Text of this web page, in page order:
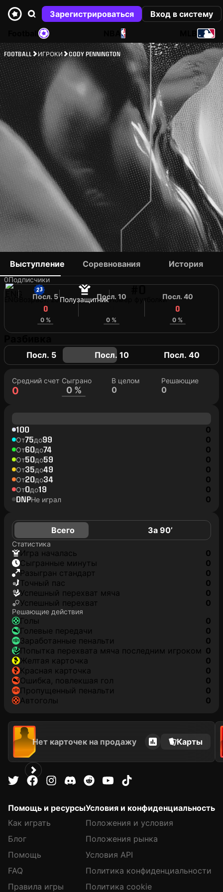
Зарегистрироваться
Вход в систему
NBA
FOOTBALL ИГРОКИ CODY PENNINGTON
CODY PENNINGTON
0Подписчики
Возраст: 20 ПолузащитникНомер футболки
Выступление Соревнования История
Посл. 5
0
0 %
Посл. 10
0 %
Посл. 40
0
0 %
Посл. 5 Посл. 10 Посл. 40
Средний счет
0
Сыграно
0 %
В целом
0
Решающие
0
100 0
От75до99 0
От60до74 0
От50до59 0
От35до49 0
От20до34 0
От0до19 0
DNPНе играл 0
Всего За 90’
Статистика
игра началась
0
сыгранные минуты
0
разыгран стандарт
0
точный пас
0
успешный перехват мяча
0
успешный перехват
0
Решающие действия
голы
0
голевые передачи
0
заработанные пенальти
0
попытка перехвата мяча последним игроком 0
желтая карточка
0
красная карточка
0
ошибка, повлекшая гол
0
пропущенный пенальти
0
автоголы
0
Нет карточек на продажу Карты
Помощь и ресурсы
Как играть
Блог
Помощь
FAQ
Правила игры
Условия и конфиденциальность
Положения и условия
Положения рынка
Условия API
Политика конфиденциальности
Политика cookie